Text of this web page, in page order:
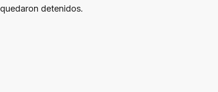
quedaron detenidos.